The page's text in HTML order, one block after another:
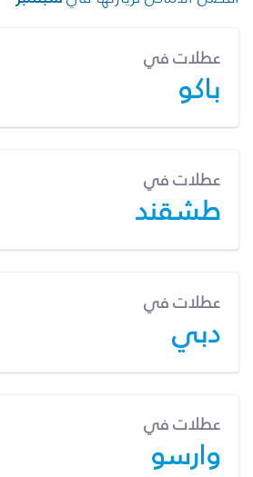
عطلات في
باكو
عطلات في
طشقند
عطلات في
دبي
عطلات في
وارسو